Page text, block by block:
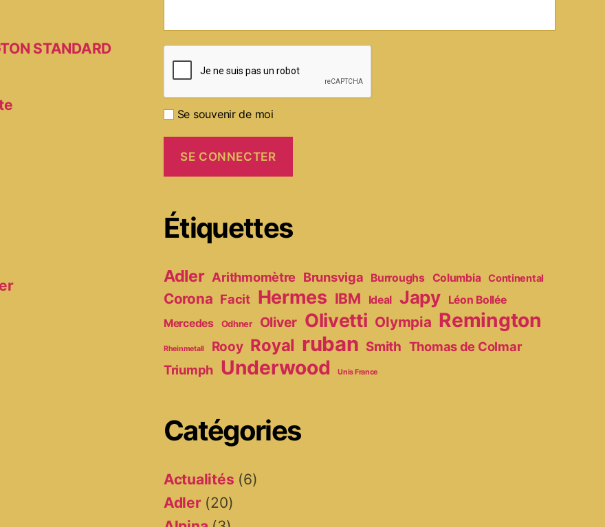
STANDARD
Se souvenir de moi
Étiquettes
Adler Arithmomètre Brunsviga Burroughs Columbia Continental
Corona Facit Hermes IBM Ideal Japy
Léon Bollée
Mercedes
Odhner Oliver Olivetti Olympia Remington
Rheinmetall Rooy Royal ruban Smith Thomas de Colmar
Triumph Underwood Unis France
Catégories
Actualités (6)
Adler(20)